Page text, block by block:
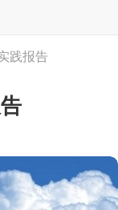
践报告